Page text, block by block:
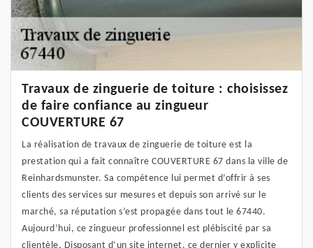
Travaux de zinguerie de toiture : choisissez
de faire confiance au zingueur
COUVERTURE 67
La réalisation de travaux de zinguerie de toiture est la
prestation qui a fait connaître COUVERTURE 67 dans la ville de
Reinhardsmunster. Sa compétence lui permet d’offrir à ses
clients des services sur mesures et depuis son arrivé sur le
marché, sa réputation s’est propagée dans tout le 67440.
Aujourd’hui, ce zingueur professionnel est plébiscité par sa
clientèle. Disposant d’un site internet, ce dernier y explicite